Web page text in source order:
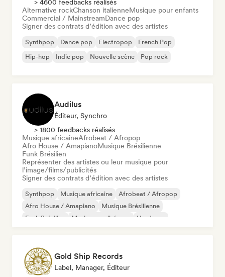
> 4600 feedbacks réalisés
Alternative rockChanson italienneMusique pour enfants
Commercial / MainstreamDance pop
Signer des contrats d’édition avec des artistes
Synthpop Dance pop Electropop
French Pop
Hip-hop
Indie pop Nouvelle scène Pop rock
Audilus
Éditeur, Synchro
> 1800 feedbacks réalisés
Musique africaineAfrobeat / Afropop
Afro House / AmapianoMusique Brésilienne
Funk Brésilien
Représenter des artistes ou leur musique pour
l’image/films/publicités
Signer des contrats d’édition avec des artistes
Synthpop Musique africaine
Afrobeat / Afropop
Afro House / Amapiano
Musique Brésilienne
Funk Brésilien
Musique caribéenne Hardcore
Gold Ship Records
Label, Manager, Éditeur